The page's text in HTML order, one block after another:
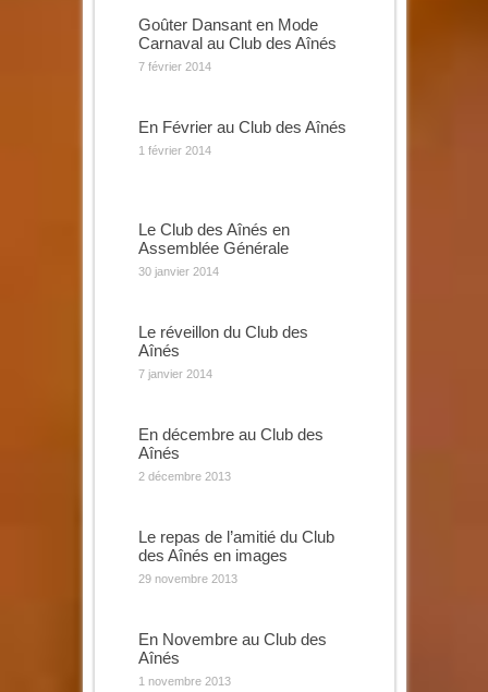
Goûter Dansant en Mode
Carnaval au Club des Aînés
7 février 2014
En Février au Club des Aînés
1 février 2014
Le Club des Aînés en
Assemblée Générale
30 janvier 2014
Le réveillon du Club des
Aînés
7 janvier 2014
En décembre au Club des
Aînés
2 décembre 2013
Le repas de l’amitié du Club
des Aînés en images
29 novembre 2013
En Novembre au Club des
Aînés
1 novembre 2013